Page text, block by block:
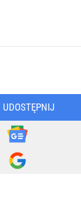
UDOSTĘPNIJ